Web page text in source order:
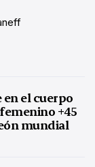
en el cuerpo
+45
mundial